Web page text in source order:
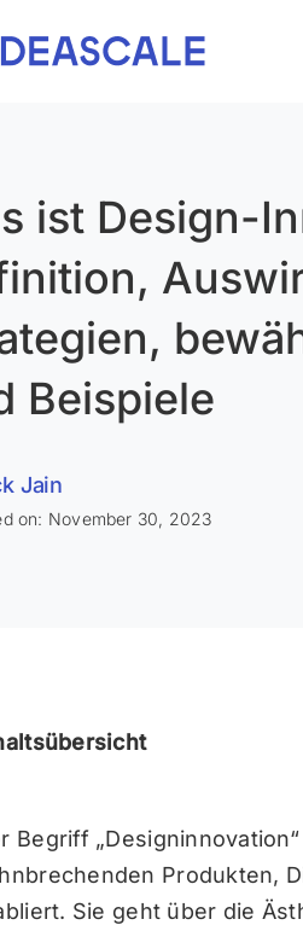
ist Design-
Beispiele
Jain
on: November 30, 2023
Begriff
Produkten,
Sie geht über die